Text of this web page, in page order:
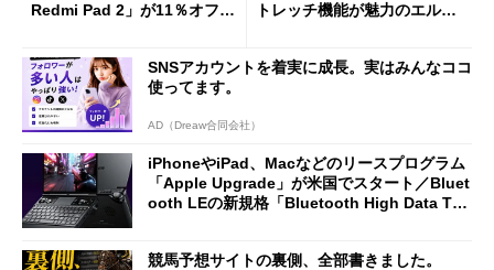
Redmi Pad 2」が11％オフの
トレッチ機能が魅力のエルゴ
SNSアカウントを着実に成長。実はみんなココ
使ってます。
AD（Dreaw合同会社）
iPhoneやiPad、Macなどのリースプログラム
「Apple Upgrade」が米国でスタート／Bluet
ooth LEの新規格「Bluetooth High Data Thr
競馬予想サイトの裏側、全部書きました。